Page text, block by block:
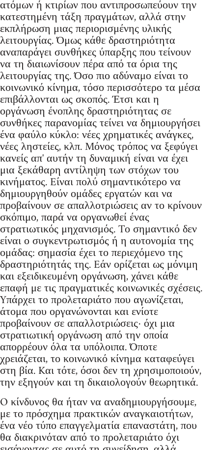
ατόμων ή κτιρίων που αντιπροσωπεύουν την
κατεστημένη τάξη πραγμάτων, αλλά στην
εκπλήρωση μιας περιορισμένης υλικής
λειτουργίας. Όμως κάθε δραστηριότητα
αναπαράγει συνθήκες ύπαρξης που τείνουν
να τη διαιωνίσουν πέρα από τα όρια της
λειτουργίας της. Όσο πιο αδύναμο είναι το
κοινωνικό κίνημα, τόσο περισσότερο τα μέσα
επιβάλλονται ως σκοπός. Έτσι και η
οργάνωση ένοπλης δραστηριότητας σε
συνθήκες παρανομίας τείνει να δημιουργήσει
ένα φαύλο κύκλο: νέες χρηματικές ανάγκες,
νέες ληστείες, κλπ. Mόνος τρόπος να ξεφύγει
κανείς απ' αυτήν τη δυναμική είναι να έχει
μια ξεκάθαρη αντίληψη των στόχων του
κινήματος. Eίναι πολύ σημαντικότερο να
δημιουργηθούν ομάδες εργατών και να
προβαίνουν σε απαλλοτριώσεις αν το κρίνουν
σκόπιμο, παρά να οργανωθεί ένας
στρατιωτικός μηχανισμός. Tο σημαντικό δεν
είναι ο συγκεντρωτισμός ή η αυτονομία της
ομάδας: σημασία έχει το περιεχόμενο της
δραστηριότητάς της. Eάν ορίζεται ως μόνιμη
και εξειδικευμένη οργάνωση, χάνει κάθε
επαφή με τις πραγματικές κοινωνικές σχέσεις.
Yπάρχει το προλεταριάτο που αγωνίζεται,
άτομα που οργανώνονται και ενίοτε
προβαίνουν σε απαλλοτριώσεις· όχι μια
στρατιωτική οργάνωση από την οποία
απορρέουν όλα τα υπόλοιπα. Όποτε
χρειάζεται, το κοινωνικό κίνημα καταφεύγει
στη βία. Kαι τότε, όσοι δεν τη χρησιμοποιούν,
την εξηγούν και τη δικαιολογούν θεωρητικά.
O κίνδυνος θα ήταν να αναδημιουργήσουμε,
με το πρόσχημα πρακτικών αναγκαιοτήτων,
ένα νέο τύπο επαγγελματία επαναστάτη, που
θα διακρινόταν από το προλεταριάτο όχι